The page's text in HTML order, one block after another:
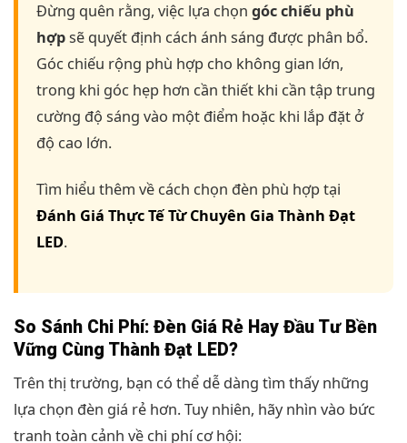
Đừng quên rằng, việc lựa chọn góc chiếu phù
hợpsẽ quyết định cách ánh sáng được phân bổ.
Góc chiếu rộng phù hợp cho không gian lớn,
trong khi góc hẹp hơn cần thiết khi cần tập trung
cường độ sáng vào một điểm hoặc khi lắp đặt ở
độ cao lớn.
Tìm hiểu thêm về cách chọn đèn phù hợp tại
Đánh Giá Thực Tế Từ Chuyên Gia Thành Đạt
LED.
So Sánh Chi Phí: Đèn Giá Rẻ Hay Đầu Tư Bền
Vững Cùng Thành Đạt LED?
Trên thị trường, bạn có thể dễ dàng tìm thấy những
lựa chọn đèn giá rẻ hơn. Tuy nhiên, hãy nhìn vào bức
tranh toàn cảnh về chi phí cơ hội: